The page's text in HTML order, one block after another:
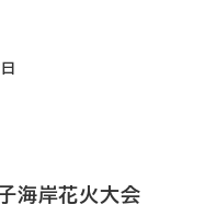
海岸花火大会